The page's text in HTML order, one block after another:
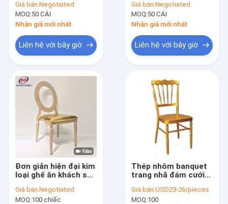
Backrest European
Round Back Iron
Banquet Chair
Giá bán:Negotiated
MOQ:50 CÁI
Nhận giá mới nhất
Liên hệ với bây giờ
Napoleon Ăn uống
Vương miện nhôm
ghế tre
Giá bán:Negotiated
MOQ:50 CÁI
Nhận giá mới nhất
Liên hệ với bây giờ
Đơn giản hiện đại kim
loại ghế ăn khách sạn
đệm gỗ hạt giả mạo
Giá bán:Negotiated
MOQ:100 chiếc
Thép nhôm banquet
trang nhã đám cưới
inch chiều cao ghế
Giá bán:USD23-26/pieces
MOQ:100